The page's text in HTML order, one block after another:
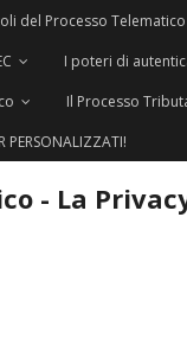
del Processo Telematico
I poteri di
Il Processo
PERSONALIZZATI!
- La